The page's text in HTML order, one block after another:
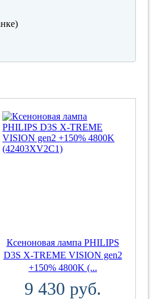
Ксеноновая лампа PHILIPS
D3S X-TREME VISION gen2
+150% 4800K (...
9 430 руб.